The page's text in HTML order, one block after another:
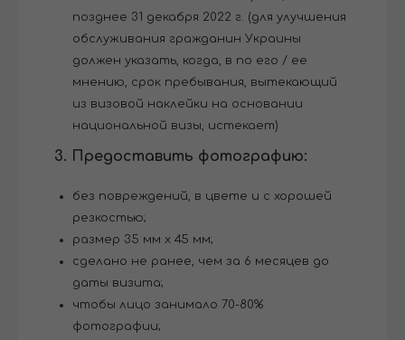
позднее 31 декабря 2022 г. (для улучшения
обслуживания гражданин Украины
должен указать, когда, в по его / ее
мнению, срок пребывания, вытекающий
из визовой наклейки на основании
национальной визы, истекает)
3. Предоставить фотографию:
без повреждений, в цвете и с хорошей
резкостью;
размер 35 мм х 45 мм;
сделано не ранее, чем за 6 месяцев до
даты визита;
чтобы лицо занимало 70-80%
фотографии;